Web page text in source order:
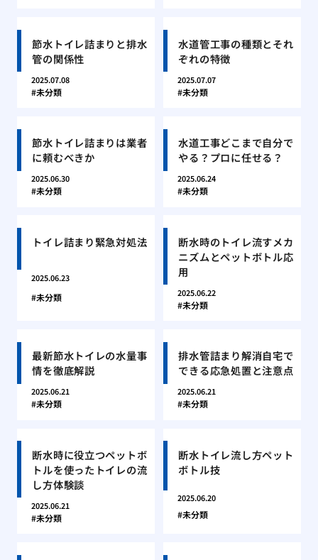
節水トイレ詰まりと排水
管の関係性
2025.07.08
未分類
水道管工事の種類とそれ
ぞれの特徴
2025.07.07
未分類
節水トイレ詰まりは業者
に頼むべきか
2025.06.30
未分類
水道工事どこまで自分で
やる？プロに任せる？
2025.06.24
未分類
トイレ詰まり緊急対処法
2025.06.23
未分類
断水時のトイレ流すメカ
ニズムとペットボトル応
用
2025.06.22
未分類
最新節水トイレの水量事
情を徹底解説
2025.06.21
未分類
排水管詰まり解消自宅で
できる応急処置と注意点
2025.06.21
未分類
断水時に役立つペットボ
トルを使ったトイレの流
し方体験談
2025.06.21
未分類
断水トイレ流し方ペット
ボトル技
2025.06.20
未分類